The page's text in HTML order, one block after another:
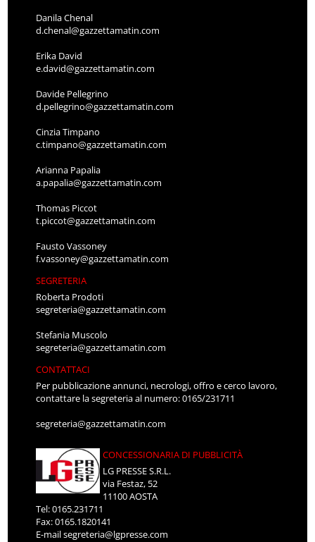
Danila Chenal
d.chenal@gazzettamatin.com
Erika David
e.david@gazzettamatin.com
Davide Pellegrino
d.pellegrino@gazzettamatin.com
Cinzia Timpano
c.timpano@gazzettamatin.com
Arianna Papalia
a.papalia@gazzettamatin.com
Thomas Piccot
t.piccot@gazzettamatin.com
Fausto Vassoney
f.vassoney@gazzettamatin.com
SEGRETERIA
Roberta Prodoti
segreteria@gazzettamatin.com
Stefania Muscolo
segreteria@gazzettamatin.com
CONTATTACI
Per pubblicazione annunci, necrologi, offro e cerco lavoro,
contattare la segreteria al numero: 0165/231711
segreteria@gazzettamatin.com
CONCESSIONARIA DI PUBBLICITÀ
LG PRESSE S.R.L.
via Festaz, 52
11100 AOSTA
Tel: 0165.231711
Fax: 0165.1820141
E-mailsegreteria@lgpresse.com